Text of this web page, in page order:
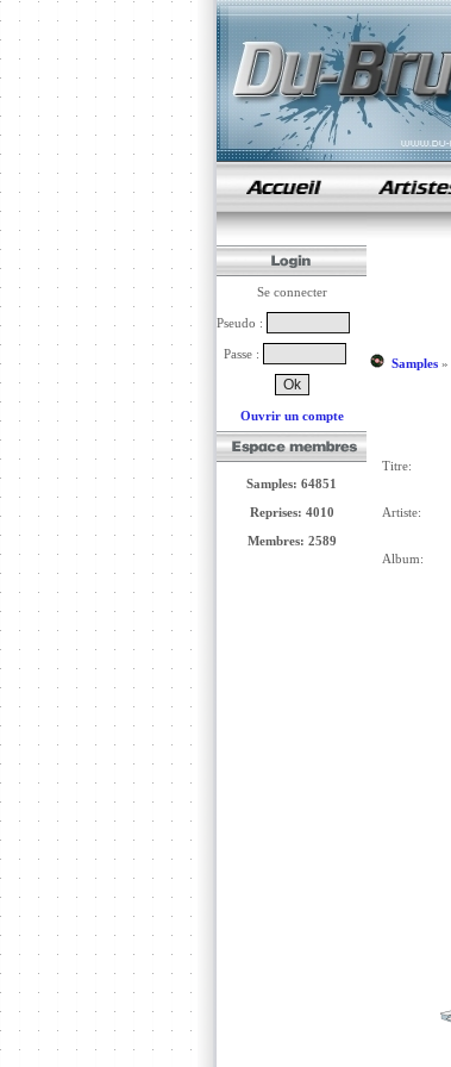
samples de rap
Se connecter
Pseudo :
Passe :
Ouvrir un compte
Samples: 64851
Reprises: 4010
Membres: 2589
Samples»
Titre:
Artiste:
Album: